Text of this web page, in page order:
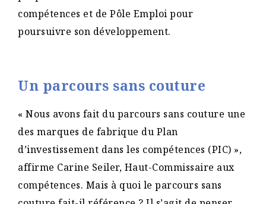
compétences et de Pôle Emploi pour
poursuivre son développement.
Un parcours sans couture
« Nous avons fait du parcours sans couture une
des marques de fabrique du Plan
d’investissement dans les compétences (PIC) »,
affirme Carine Seiler, Haut-Commissaire aux
compétences. Mais à quoi le parcours sans